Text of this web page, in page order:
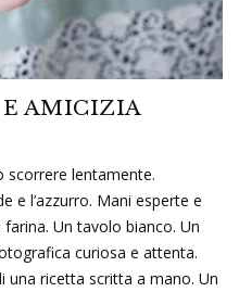
AMICIZIA
scorrere lentamente.
e l’azzurro. Mani esperte e
Un tavolo bianco. Un
curiosa e attenta.
una ricetta scritta a mano. Un